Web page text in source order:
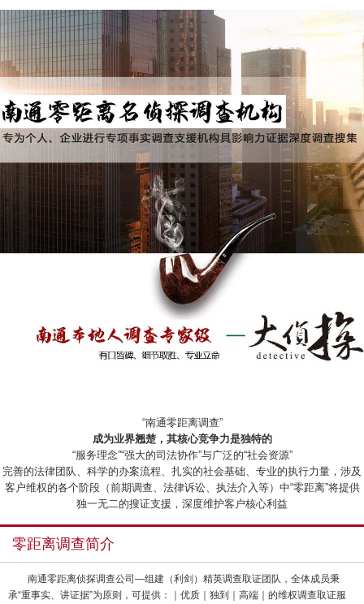
“南通零距离调查”
成为业界翘楚，其核心竞争力是独特的
“服务理念”“强大的司法协作”与广泛的“社会资源”
完善的法律团队、科学的办案流程、扎实的社会基础、专业的执行力量，涉及
客户维权的各个阶段（前期调查、法律诉讼、执法介入等）中“零距离”将提供
独一无二的搜证支援，深度维护客户核心利益
零距离调查简介
南通零距离侦探调查公司—组建（利剑）精英调查取证团队，全体成员秉
承“重事实、讲证据”为原则，可提供：｜优质｜独到｜高端｜的维权调查取证服